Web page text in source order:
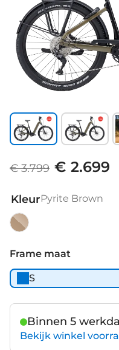
€ 3.799 € 2.699
KleurPyrite Brown
Brown
Frame maat
S
Binnen 5
Bekijk winkel